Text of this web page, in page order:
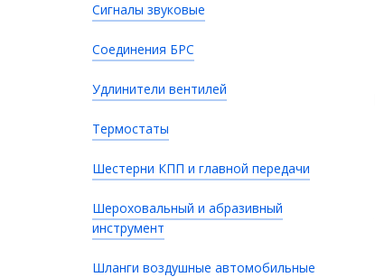
Сигналы звуковые
Соединения БРС
Удлинители вентилей
Термостаты
Шестерни КПП и главной передачи
Шероховальный и абразивный
инструмент
Шланги воздушные автомобильные